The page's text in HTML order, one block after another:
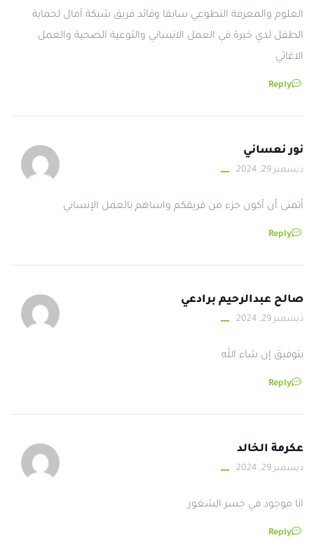
العلوم والمعرفة التطوعي سابقا وقائد فريق شبكة آمال لحماية
الطفل لدي خبرة في العمل الانساني والتوعية الصحية والعمل
الاغاثي
Reply
نور نعساني
ديسمبر 29, 2024
أتمنى أن أكون جزء من فريقكم واساهم بالعمل الإنساني
Reply
صالح عبدالرحيم برادعي
ديسمبر 29, 2024
بتوفيق إن شاء الله
Reply
عكرمة الخالد
ديسمبر 29, 2024
انا موجود في جسر الشغور
Reply